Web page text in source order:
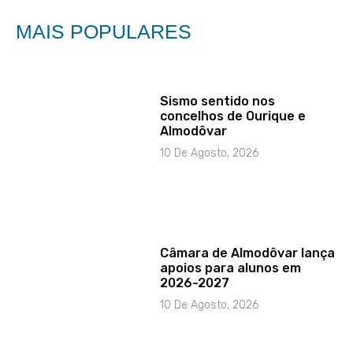
MAIS POPULARES
Sismo sentido nos
concelhos de Ourique e
Almodôvar
10 De Agosto, 2026
Câmara de Almodôvar lança
apoios para alunos em
2026-2027
10 De Agosto, 2026